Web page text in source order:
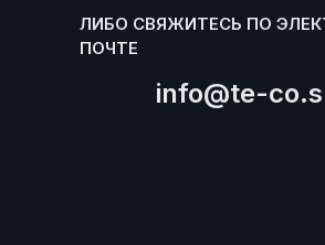
info@te-
ЛИБО СВЯЖИТЕСЬ ПО
ПОЧТЕ